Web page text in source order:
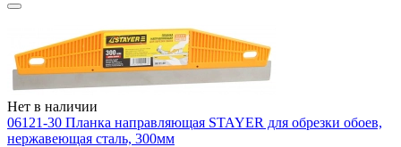
Нет в наличии
06121-30 Планка направляющая STAYER для обрезки обоев,
нержавеющая сталь, 300мм